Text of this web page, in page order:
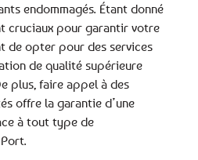
endommagés. Étant donné
cruciaux pour garantir votre
opter pour des services
de qualité supérieure
plus, faire appel à des
offre la garantie d’une
à tout type de